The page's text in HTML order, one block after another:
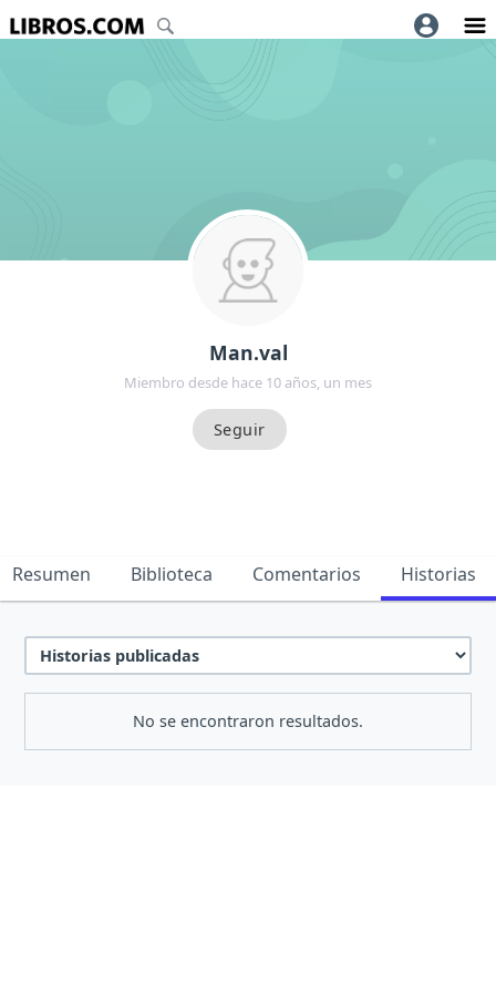
Man.val
Miembro desde hace 10 años, un mes
Resumen Biblioteca Comentarios Historias
No se encontraron resultados.